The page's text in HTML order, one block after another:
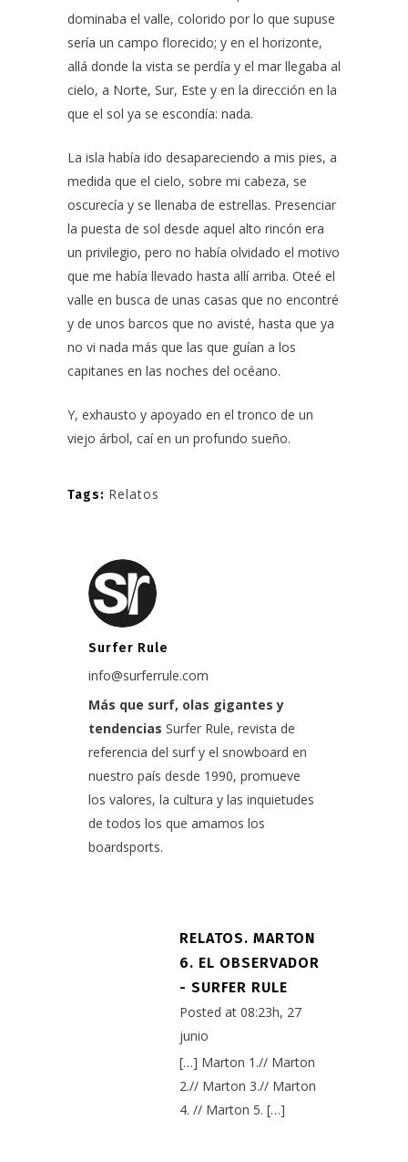
dominaba el valle, colorido por lo que supuse
sería un campo florecido; y en el horizonte,
allá donde la vista se perdía y el mar llegaba al
cielo, a Norte, Sur, Este y en la dirección en la
que el sol ya se escondía: nada.
La isla había ido desapareciendo a mis pies, a
medida que el cielo, sobre mi cabeza, se
oscurecía y se llenaba de estrellas. Presenciar
la puesta de sol desde aquel alto rincón era
un privilegio, pero no había olvidado el motivo
que me había llevado hasta allí arriba. Oteé el
valle en busca de unas casas que no encontré
y de unos barcos que no avisté, hasta que ya
no vi nada más que las que guían a los
capitanes en las noches del océano.
Y, exhausto y apoyado en el tronco de un
viejo árbol, caí en un profundo sueño.
Tags: Relatos
Surfer Rule
info@surferrule.com
Más que surf, olas gigantes y
tendencias Surfer Rule, revista de
referencia del surf y el snowboard en
nuestro país desde 1990, promueve
los valores, la cultura y las inquietudes
de todos los que amamos los
boardsports.
RELATOS. MARTON
6. EL OBSERVADOR
- SURFER RULE
Posted at 08:23h, 27
junio
[…] Marton 1.// Marton
2.// Marton 3.// Marton
4. // Marton 5. […]